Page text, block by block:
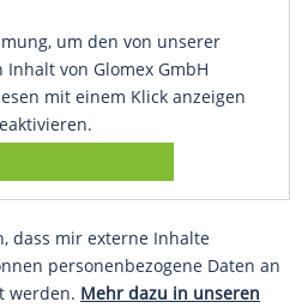
um den von unserer
von Glomex GmbH
mit einem Klick anzeigen
dass mir externe Inhalte
personenbezogene Daten an
werden. Mehr dazu in unseren